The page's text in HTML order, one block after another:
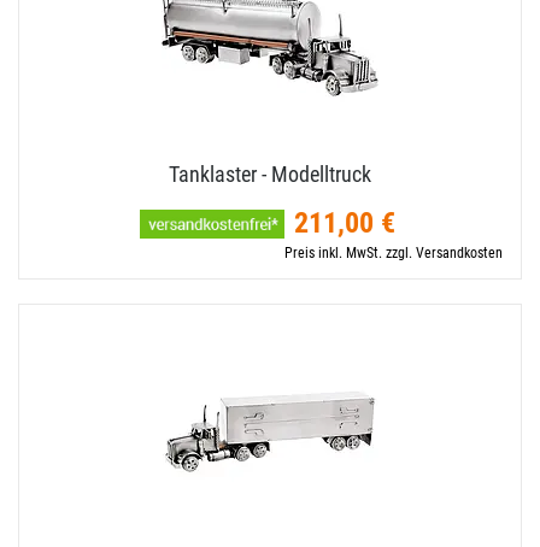
Tanklaster - Modelltruck
211,00 €
Preis inkl. MwSt. zzgl. Versandkosten